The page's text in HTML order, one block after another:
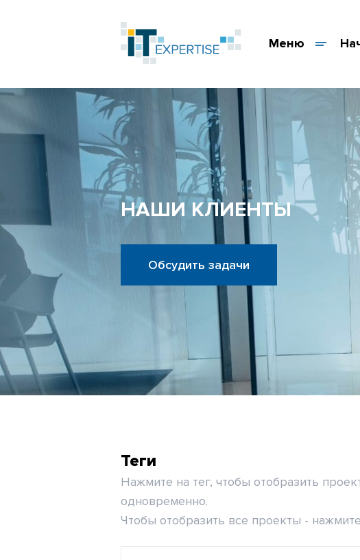
Меню
НАШИ КЛИЕНТЫ
Обсудить задачи
Теги
Нажмите на тег, чтобы отобразить
одновременно.
Чтобы отобразить все проекты -